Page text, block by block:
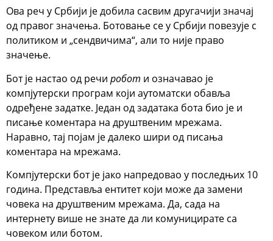
Ова реч у Србији је добила сасвим другачији значај
од правог значења. Ботовање се у Србији повезује с
политиком и „сендвичима“, али то није право
значење.
Бот је настао од речи робот и означавао је
компјутерски програм који аутоматски обавља
одређене задатке. Један од задатака бота био је и
писање коментара на друштвеним мрежама.
Наравно, тај појам је далеко шири од писања
коментара на мрежама.
Компјутерски бот је јако напредовао у последњих 10
година. Представља ентитет који може да замени
човека на друштвеним мрежама. Да, сада на
интернету више не знате да ли комуницирате са
човеком или ботом.